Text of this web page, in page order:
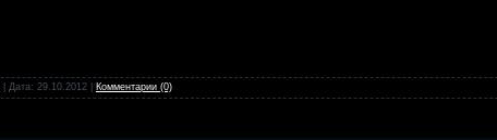
| Дата: 29.10.2012 Комментарии (0)